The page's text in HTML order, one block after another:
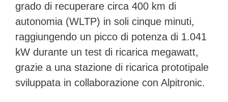
grado di recuperare circa 400 km di
autonomia (WLTP) in soli cinque minuti,
raggiungendo un picco di potenza di 1.041
kW durante un test di ricarica megawatt,
grazie a una stazione di ricarica prototipale
sviluppata in collaborazione con Alpitronic.